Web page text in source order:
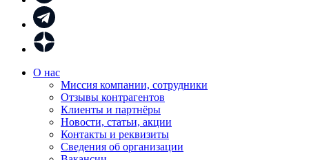
О нас
Миссия компании, сотрудники
Отзывы контрагентов
Клиенты и партнёры
Новости, статьи, акции
Контакты и реквизиты
Сведения об организации